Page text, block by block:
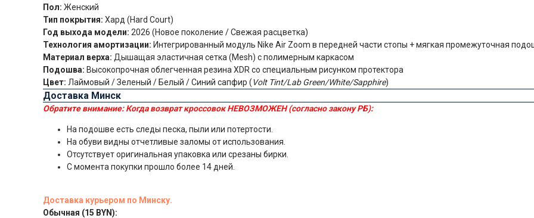
Пол: Женский
Тип покрытия: Хард (Hard Court)
Год выхода модели: 2026 (Новое поколение / Свежая расцветка)
Технология амортизации: Интегрированный модуль Nike Air Zoom в передней части стопы + мягкая промежуточная
Материал верха: Дышащая эластичная сетка (Mesh) с полимерным каркасом
Подошва: Высокопрочная облегченная резина XDR со специальным рисунком протектора
Цвет: Лаймовый / Зеленый / Белый / Синий сапфир (Volt Tint/Lab Green/White/Sapphire)
Доставка Минск
Обратите внимание:Когда возврат кроссовок НЕВОЗМОЖЕН (согласно закону РБ):
На подошве есть следы песка, пыли или потертости.
На обуви видны отчетливые заломы от использования.
Отсутствует оригинальная упаковка или срезаны бирки.
С момента покупки прошло более 14 дней.
Доставка курьером по Минску.
Обычная (15 BYN):